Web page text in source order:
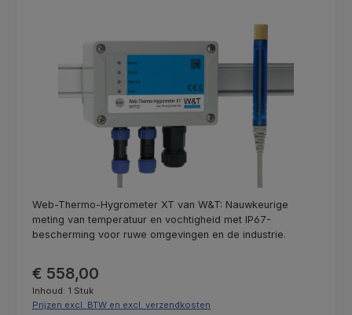
Web-Thermo-Hygrometer XT van W&T: Nauwkeurige
meting van temperatuur en vochtigheid met IP67-
bescherming voor ruwe omgevingen en de industrie.
Normale prijs:
€ 558,00
Inhoud: 1 Stuk
Prijzen excl. BTW en excl. verzendkosten